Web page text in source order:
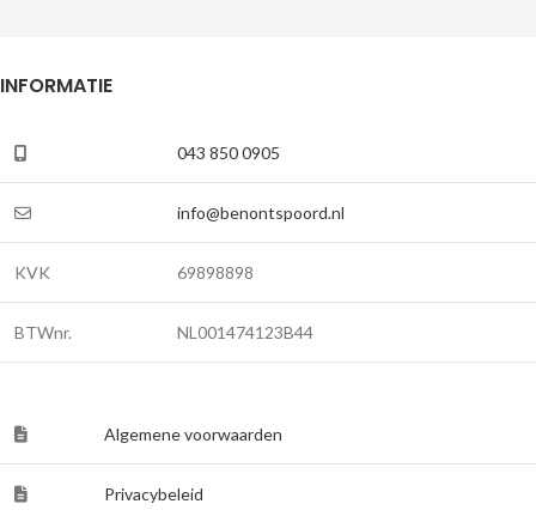
INFORMATIE
043 850 0905
info@benontspoord.nl
KVK 69898898
BTWnr. NL001474123B44
Algemene voorwaarden
Privacybeleid